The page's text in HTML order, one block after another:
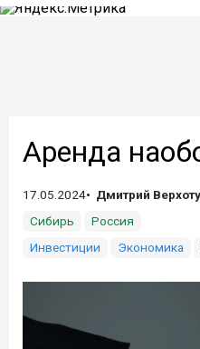
Аренда
17.05.2024
Дмитрий
Сибирь
Россия
Инвестиции
Экономика